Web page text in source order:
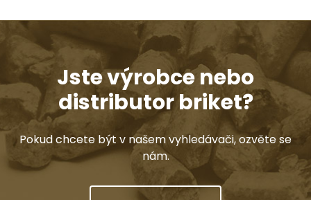
Jste výrobce nebo
distributor briket?
Pokud chcete být v našem vyhledávači, ozvěte se
nám.